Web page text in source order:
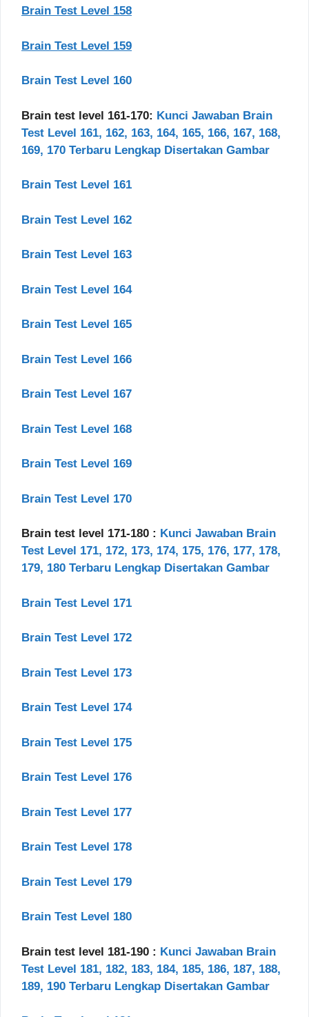
Brain Test Level 158
Brain Test Level 159
Brain Test Level 160
Brain test level 161-170: Kunci Jawaban Brain
Test Level 161, 162, 163, 164, 165, 166, 167, 168,
169, 170 Terbaru Lengkap Disertakan Gambar
Brain Test Level 161
Brain Test Level 162
Brain Test Level 163
Brain Test Level 164
Brain Test Level 165
Brain Test Level 166
Brain Test Level 167
Brain Test Level 168
Brain Test Level 169
Brain Test Level 170
Brain test level 171-180 : Kunci Jawaban Brain
Test Level 171, 172, 173, 174, 175, 176, 177, 178,
179, 180 Terbaru Lengkap Disertakan Gambar
Brain Test Level 171
Brain Test Level 172
Brain Test Level 173
Brain Test Level 174
Brain Test Level 175
Brain Test Level 176
Brain Test Level 177
Brain Test Level 178
Brain Test Level 179
Brain Test Level 180
Brain test level 181-190 : Kunci Jawaban Brain
Test Level 181, 182, 183, 184, 185, 186, 187, 188,
189, 190 Terbaru Lengkap Disertakan Gambar